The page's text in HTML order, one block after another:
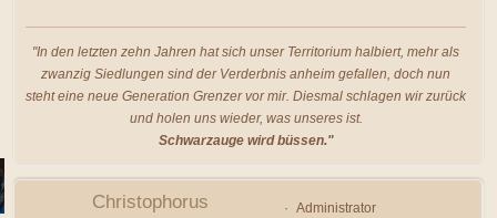
"In den letzten zehn Jahren hat sich unser Territorium halbiert, mehr als
zwanzig Siedlungen sind der Verderbnis anheim gefallen, doch nun
steht eine neue Generation Grenzer vor mir. Diesmal schlagen wir zurück
und holen uns wieder, was unseres ist.
Schwarzauge wird büssen."
Christophorus
Administrator